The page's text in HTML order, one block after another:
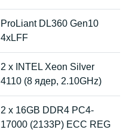
ProLiant DL360 Gen10
4xLFF
2 x INTEL Xeon Silver
4110 (8 ядер, 2.10GHz)
2 x 16GB DDR4 PC4-
17000 (2133P) ECC REG